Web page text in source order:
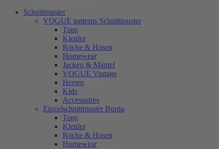
Schnittmuster
VOGUE patterns Schnittmuster
Tops
Kleider
Röcke & Hosen
Homewear
Jacken & Mäntel
VOGUE Vintage
Herren
Kids
Accessoires
Einzelschnittmuster Burda
Tops
Kleider
Röcke & Hosen
Homewear